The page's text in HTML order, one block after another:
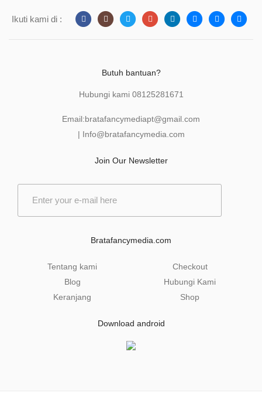
Ikuti kami di :
Butuh bantuan?
Hubungi kami 08125281671
Email:bratafancymediapt@gmail.com
| Info@bratafancymedia .com
Join Our Newsletter
Bratafancymedia.com
Tentang kami
Blog
Keranjang
Checkout
Hubungi Kami
Shop
Download android